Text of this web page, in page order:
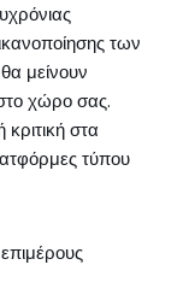
των
μείνουν
χώρο σας.
στα
τύπου